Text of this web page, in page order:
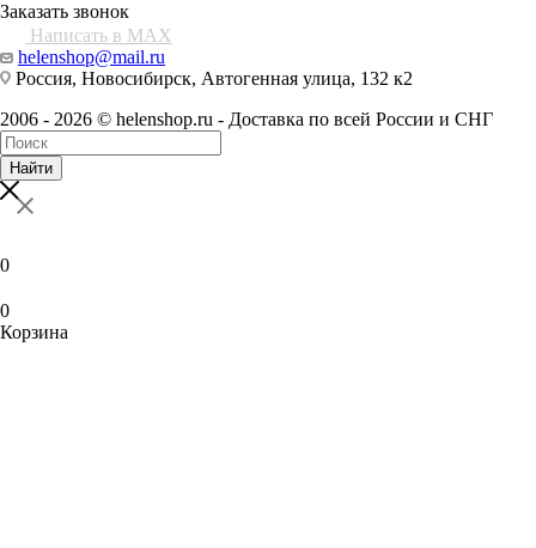
Заказать звонок
Написать в MAX
helenshop@mail.ru
Россия, Новосибирск, Автогенная улица, 132 к2
2006 - 2026 © helenshop.ru - Доставка по всей России и СНГ
Найти
0
0
Корзина